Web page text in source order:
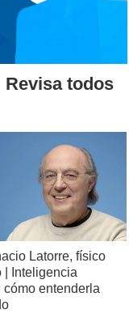
todos
Latorre, físico
| Inteligencia
cómo entenderla